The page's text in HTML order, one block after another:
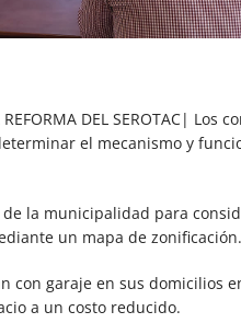
REFORMA DEL SEROTAC| Los
el mecanismo y
la municipalidad para
un mapa de zonificación.
con garaje en sus domicilios
a un costo reducido.